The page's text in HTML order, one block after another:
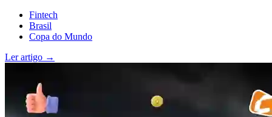
Fintech
Brasil
Copa do Mundo
Ler artigo →